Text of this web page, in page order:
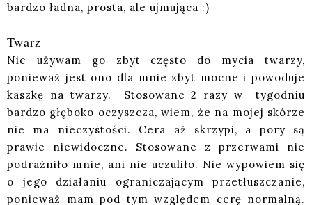
bardzo ładna, prosta, ale ujmująca :)
Twarz
Nie używam go zbyt często do mycia twarzy,
ponieważ jest ono dla mnie zbyt mocne i powoduje
kaszkę na twarzy. Stosowane 2 razy w tygodniu
bardzo głęboko oczyszcza, wiem, że na mojej skórze
nie ma nieczystości. Cera aż skrzypi, a pory są
prawie niewidoczne. Stosowane z przerwami nie
podrażniło mnie, ani nie uczuliło. Nie wypowiem się
o jego działaniu ograniczającym przetłuszczanie,
ponieważ mam pod tym względem cerę normalną.